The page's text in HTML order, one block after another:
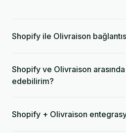
Shopify ile Olivraison
Shopify ve Olivraison
edebilirim?
Shopify + Olivraison